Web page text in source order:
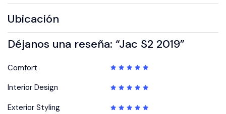
Ubicación
Déjanos una reseña: “Jac S2 2019”
Comfort
Interior Design
Exterior Styling